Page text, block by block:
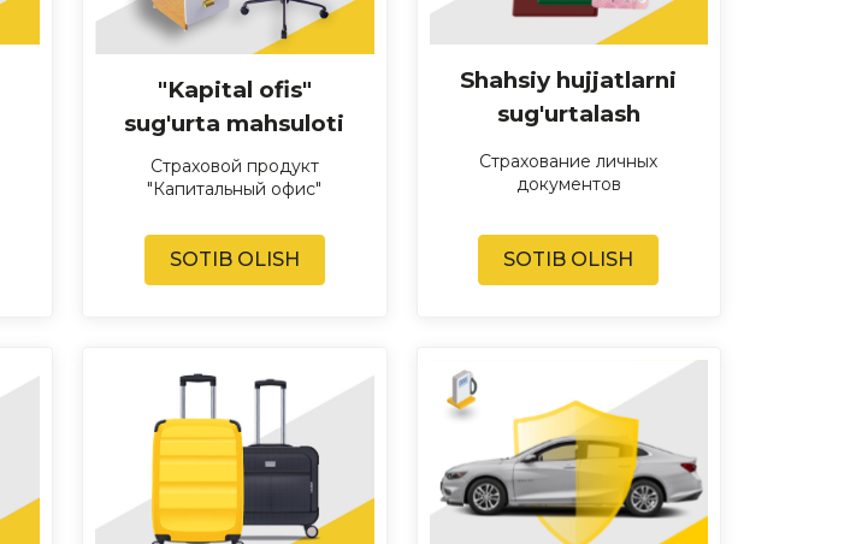
"Kapital ofis"
sug'urta mahsuloti
Страховой продукт
"Капитальный офис"
SOTIB OLISH
Shahsiy hujjatlarni
sug'urtalash
Страхование личных
документов
SOTIB OLISH